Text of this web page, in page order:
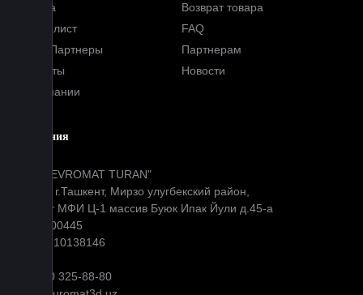
Оплата
Возврат товара
Прайс-лист
FAQ
Наши Партнеры
Партнерам
Контакты
Новости
О компании
Компания
ООО "EVROMAT TURAN"
Адрес: г.Ташкент, Мирзо улугбекский район,
Окибат МФИ Ц-1 массив Буюк Ипак Йули д.45-а
МФО: 00445
ИНН: 310138146
+99890 325-88-80